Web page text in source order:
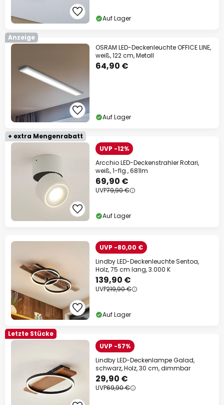
Auf Lager
Anzeige
OSRAM LED-Deckenleuchte OFFICE LINE,
weiß, 122 cm, Metall
64,90 €
Auf Lager
+ extra Mengenrabatt
UVP -12%
Arcchio LED-Deckenstrahler Rotari,
weiß, 1-flg., 681lm
69,90 €
UVP79,90 €
Auf Lager
UVP -80,00 €
Lindby LED-Deckenleuchte Sentoa,
Holz, 75 cm lang, 3.000 K
139,90 €
UVP219,90 €
Auf Lager
Letzte Stücke
UVP -57%
Lindby LED-Deckenlampe Galad,
schwarz, Holz, 30 cm, dimmbar
29,90 €
UVP69,90 €